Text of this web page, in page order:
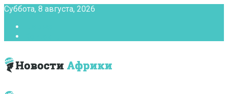
Суббота, 8 августа, 2026